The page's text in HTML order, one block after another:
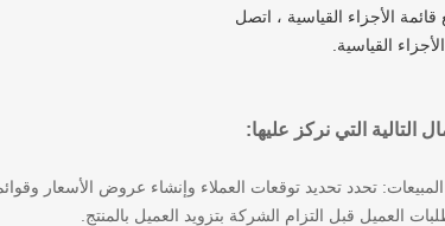
قائمة الأجزاء القياسية ، اتصل
القياسية.
التالية التي نركز عليها:
تحدد تحديد توقعات العملاء وإنشاء عروض الأسعار
العميل قبل التزام الشركة بتزويد العميل بالمنتج.